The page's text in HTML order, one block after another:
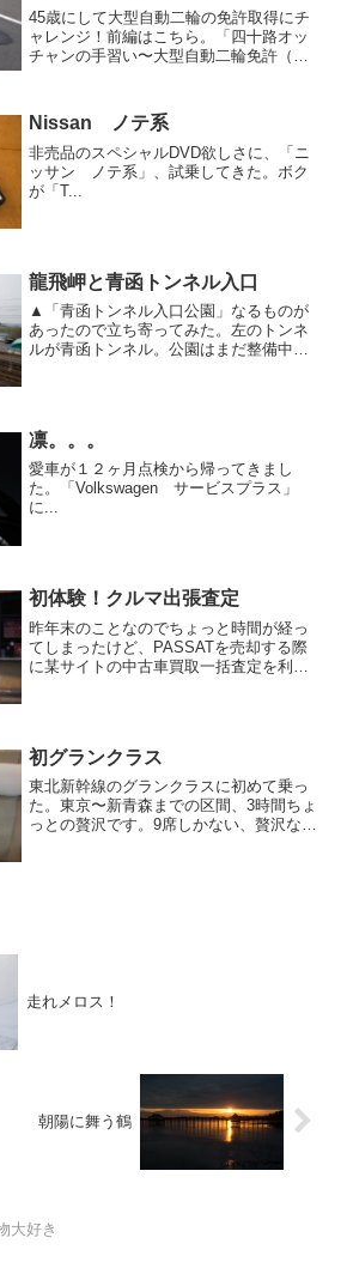
45歳にして大型自動二輪の免許取得にチ
ャレンジ！前編はこちら。「四十路オッ
チャンの手習い〜大型自動二輪免許（前
になった。考えられる選択肢は３つ。・
教習継続はあきらめて、...
Nissan ノテ系
非売品のスペシャルDVD欲しさに、「ニ
ッサン ノテ系」、試乗してきた。ボク
が「T...
龍飛岬と青函トンネル入口
▲「青函トンネル入口公園」なるものが
あったので立ち寄ってみた。左のトンネ
ルが青函トンネル。公園はまだ整備中の
凛。。。
愛車が１２ヶ月点検から帰ってきまし
た。「Volkswagen サービスプラス」
に...
初体験！クルマ出張査定
昨年末のことなのでちょっと時間が経っ
てしまったけど、PASSATを売却する際
に某サイトの中古車買取一括査定を利用
初グランクラス
東北新幹線のグランクラスに初めて乗っ
た。東京〜新青森までの区間、3時間ちょ
っとの贅沢です。9席しかない、贅沢な空
走れメロス！
朝陽に舞う鶴
大好き